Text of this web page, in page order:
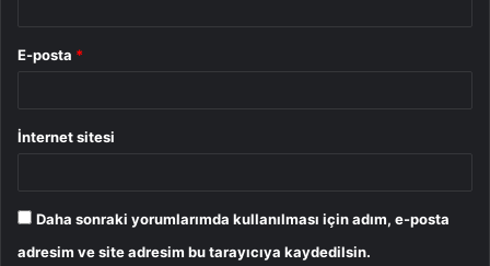
E-posta *
İnternet sitesi
Daha sonraki yorumlarımda kullanılması için adım, e-posta
adresim ve site adresim bu tarayıcıya kaydedilsin.